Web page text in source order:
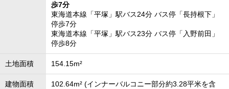
歩7分
東海道本線「平塚」駅バス24分 バス停「長持根下」
停歩7分
東海道本線「平塚」駅バス23分 バス停「入野前田」
停歩8分
土地面積 154.15m²
建物面積
102.64m² (インナーバルコニー部分約3.28平米を含